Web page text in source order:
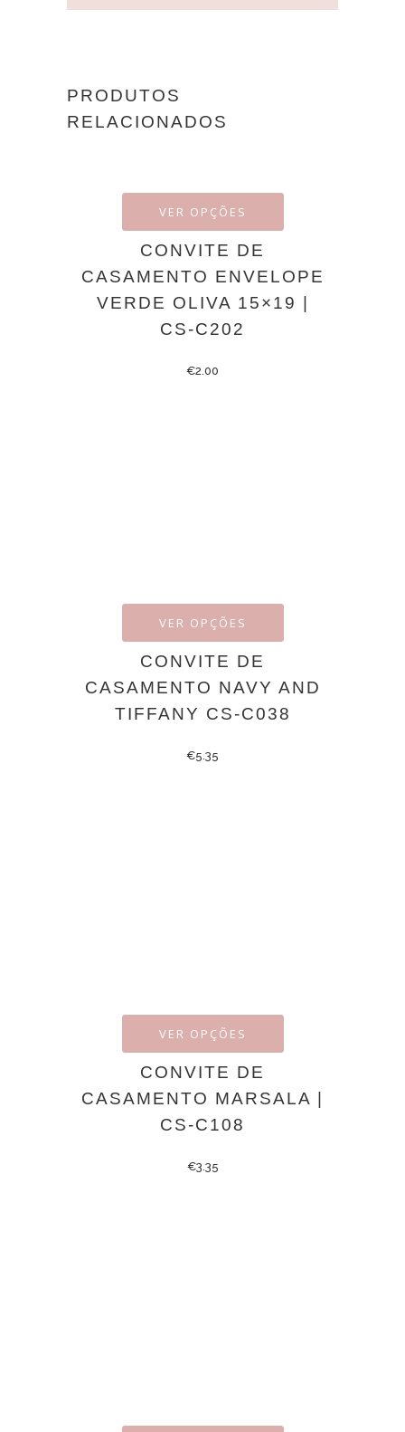
PRODUTOS
RELACIONADOS
VER OPÇÕES
CONVITE DE
CASAMENTO ENVELOPE
VERDE OLIVA 15×19 |
CS-C202
€2.00
VER OPÇÕES
CONVITE DE
CASAMENTO NAVY AND
TIFFANY CS-C038
€5.35
VER OPÇÕES
CONVITE DE
CASAMENTO MARSALA |
CS-C108
€3.35